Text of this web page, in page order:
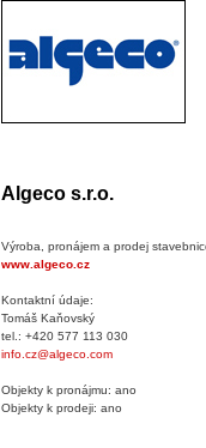
Algeco s.r.o.
Výroba, pronájem a prodej
www.algeco.cz
Kontaktní údaje:
Tomáš Kaňovský
tel.: +420 577 113 030
info.cz@algeco.com
Objekty k pronájmu: ano
Objekty k prodeji: ano